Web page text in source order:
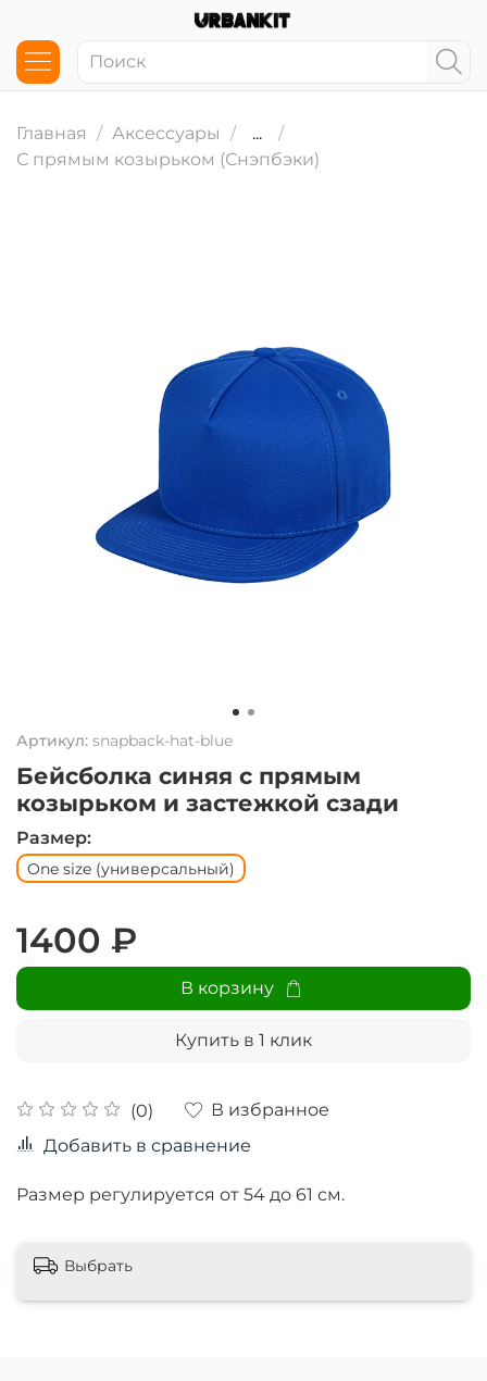
Главная Аксессуары
...
С прямым козырьком (Снэпбэки)
Артикул: snapback-hat-blue
Бейсболка синяя с прямым
козырьком и застежкой сзади
(0)
В избранное
Добавить в сравнение
Размер:
One size (универсальный)
1400 ₽
В корзину
Купить в 1 клик
Размер регулируется от 54 до 61 см.
Выбрать